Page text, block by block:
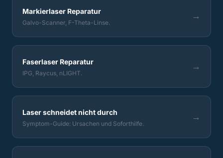
Markierlaser Reparatur
Galvo-Scanner, F-Theta-Linse.
→
Faserlaser Reparatur
IPG, Raycus, nLIGHT.
→
Laser schneidet nicht durch
Symptom-Guide: Ursachen und Soforthilfe.
→